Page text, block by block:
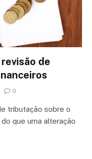
de
0
tributação sobre o
que uma alteração